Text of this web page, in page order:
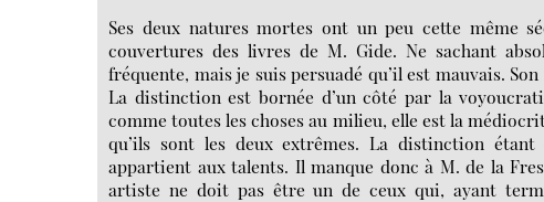
Ses deux natures mortes ont un peu cette même
couvertures des livres de M. Gide. Ne sachant
fréquente, mais je suis persuadé qu’il est mauvais.
La distinction est bornée d’un côté par la
comme toutes les choses au milieu, elle est la
qu’ils sont les deux extrêmes. La distinction étant
appartient aux talents. Il manque donc à M. de la
artiste ne doit pas être un de ceux qui, ayant